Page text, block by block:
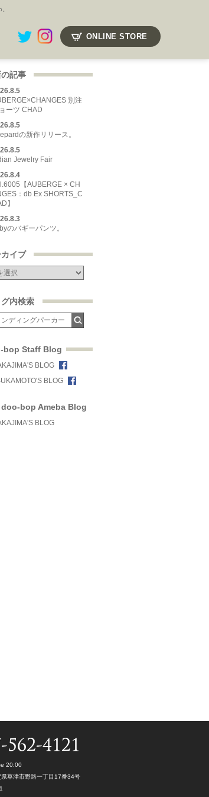
ONLINE STORE
記事
別注
ーツ CHAD
の新作リリース。
Jewelry Fair
【AUBERGE × CH
：db Ex SHORTS_C
】
のバギーパンツ。
イブ
内検索
bop Staff Blog
BLOG
BLOG
doo-bop Ameba Blog
BLOG
20:00
草津市野路一丁目17番34号